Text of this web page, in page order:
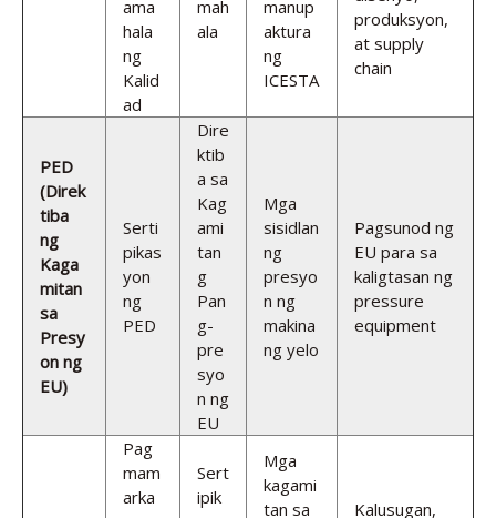
ama
hala
ng
Kalid
ad
mah
ala
manup
aktura
ng
ICESTA
produksyon,
at supply
chain
PED
(Direk
tiba
ng
Kaga
mitan
sa
Presy
on ng
EU)
Serti
pikas
yon
ng
PED
Dire
ktib
a sa
Kag
ami
tan
g
Pan
g-
pre
syo
n ng
EU
Mga
sisidlan
ng
presyo
n ng
makina
ng yelo
Pagsunod ng
EU para sa
kaligtasan ng
pressure
equipment
Pag
mam
arka
Sert
ipik
Mga
kagami
tan sa
Kalusugan,